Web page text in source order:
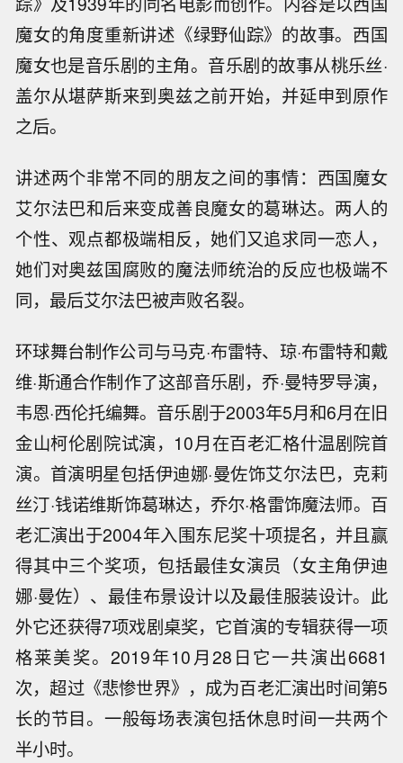
魔女的角度重新讲述《绿野仙踪》的故事。西国
魔女也是音乐剧的主角。音乐剧的故事从桃乐丝·
盖尔从堪萨斯来到奥兹之前开始，并延申到原作
之后。
讲述两个非常不同的朋友之间的事情：西国魔女
艾尔法巴和后来变成善良魔女的葛琳达。两人的
个性、观点都极端相反，她们又追求同一恋人，
她们对奥兹国腐败的魔法师统治的反应也极端不
同，最后艾尔法巴被声败名裂。
环球舞台制作公司与马克·布雷特、琼·布雷特和戴
维·斯通合作制作了这部音乐剧，乔·曼特罗导演，
韦恩·西伦托编舞。音乐剧于2003年5月和6月在旧
金山柯伦剧院试演，10月在百老汇格什温剧院首
演。首演明星包括伊迪娜·曼佐饰艾尔法巴，克莉
丝汀·钱诺维斯饰葛琳达，乔尔·格雷饰魔法师。百
老汇演出于2004年入围东尼奖十项提名，并且赢
得其中三个奖项，包括最佳女演员（女主角伊迪
娜·曼佐）、最佳布景设计以及最佳服装设计。此
外它还获得7项戏剧桌奖，它首演的专辑获得一项
格莱美奖。2019年10月28日它一共演出6681
次，超过《悲惨世界》，成为百老汇演出时间第5
长的节目。一般每场表演包括休息时间一共两个
半小时。